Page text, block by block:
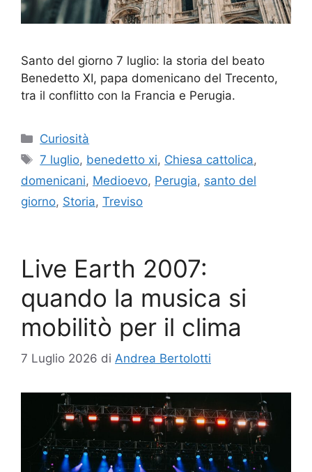
Santo del giorno 7 luglio: la storia del beato
Benedetto XI, papa domenicano del Trecento,
tra il conflitto con la Francia e Perugia.
Categorie
Curiosità
Tag
7 luglio, benedetto xi, Chiesa cattolica,
domenicani, Medioevo, Perugia, santo del
giorno, Storia, Treviso
Live Earth 2007:
quando la musica si
mobilitò per il clima
7 Luglio 2026 di Andrea Bertolotti